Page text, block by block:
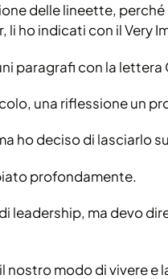
delle lineette,
li ho indicati con il Very
paragrafi con la lettera
una riflessione un
ho deciso di lasciarlo
profondamente.
ma devo
modo di vivere e